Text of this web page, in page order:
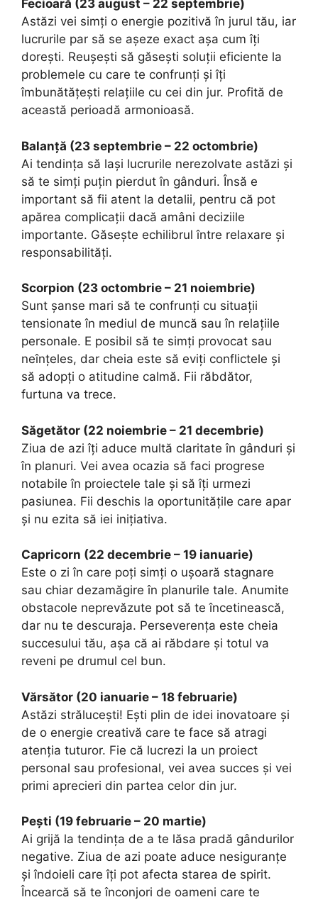
Fecioară (23 august – 22 septembrie)
Astăzi vei simți o energie pozitivă în jurul tău, iar
lucrurile par să se așeze exact așa cum îți
dorești. Reușești să găsești soluții eficiente la
problemele cu care te confrunți și îți
îmbunătățești relațiile cu cei din jur. Profită de
această perioadă armonioasă.
Balanță (23 septembrie – 22 octombrie)
Ai tendința să lași lucrurile nerezolvate astăzi și
să te simți puțin pierdut în gânduri. Însă e
important să fii atent la detalii, pentru că pot
apărea complicații dacă amâni deciziile
importante. Găsește echilibrul între relaxare și
responsabilități.
Scorpion (23 octombrie – 21 noiembrie)
Sunt șanse mari să te confrunți cu situații
tensionate în mediul de muncă sau în relațiile
personale. E posibil să te simți provocat sau
neînțeles, dar cheia este să eviți conflictele și
să adopți o atitudine calmă. Fii răbdător,
furtuna va trece.
Săgetător (22 noiembrie – 21 decembrie)
Ziua de azi îți aduce multă claritate în gânduri și
în planuri. Vei avea ocazia să faci progrese
notabile în proiectele tale și să îți urmezi
pasiunea. Fii deschis la oportunitățile care apar
și nu ezita să iei inițiativa.
Capricorn (22 decembrie – 19 ianuarie)
Este o zi în care poți simți o ușoară stagnare
sau chiar dezamăgire în planurile tale. Anumite
obstacole neprevăzute pot să te încetinească,
dar nu te descuraja. Perseverența este cheia
succesului tău, așa că ai răbdare și totul va
reveni pe drumul cel bun.
Vărsător (20 ianuarie – 18 februarie)
Astăzi strălucești! Ești plin de idei inovatoare și
de o energie creativă care te face să atragi
atenția tuturor. Fie că lucrezi la un proiect
personal sau profesional, vei avea succes și vei
primi aprecieri din partea celor din jur.
Pești (19 februarie – 20 martie)
Ai grijă la tendința de a te lăsa pradă gândurilor
negative. Ziua de azi poate aduce nesiguranțe
și îndoieli care îți pot afecta starea de spirit.
Încearcă să te înconjori de oameni care te